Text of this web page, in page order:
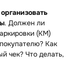
. Должен ли
(КМ)
Как
чек? Что делать,